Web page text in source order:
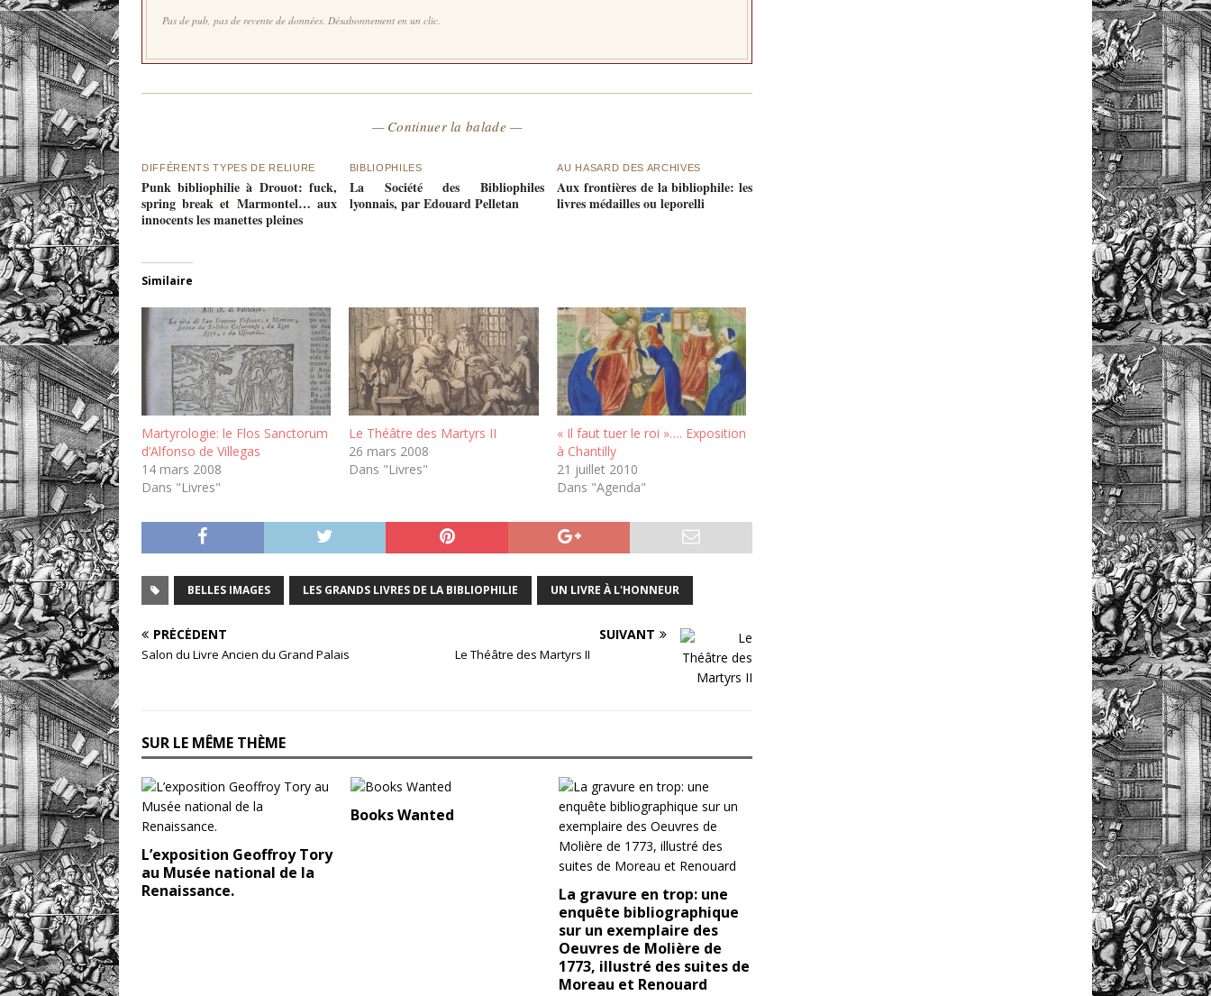
Pas de pub, pas de revente de données. Désabonnement en un clic.
— Continuer la balade —
DIFFÉRENTS TYPES DE RELIURE
Punk bibliophilie à Drouot: fuck,
spring break et Marmontel… aux
innocents les manettes pleines
BIBLIOPHILES
La Société des Bibliophiles
lyonnais, par Edouard Pelletan
AU HASARD DES ARCHIVES
Aux frontières de la bibliophile: les
livres médailles ou leporelli
Similaire
Martyrologie: le Flos Sanctorum
d’Alfonso de Villegas
14 mars 2008
Dans "Livres"
Le Théâtre des Martyrs II
26 mars 2008
Dans "Livres"
« Il faut tuer le roi »…. Exposition
à Chantilly
21 juillet 2010
Dans "Agenda"
BELLES IMAGES LES GRANDS LIVRES DE LA BIBLIOPHILIE UN LIVRE À L'HONNEUR
PRÉCÉDENT
Salon du Livre Ancien du Grand Palais
SUIVANT
Le Théâtre des Martyrs II
SUR LE MÊME THÈME
L’exposition Geoffroy Tory
au Musée national de la
Renaissance.
Books Wanted
La gravure en trop: une
enquête bibliographique
sur un exemplaire des
Oeuvres de Molière de
1773, illustré des suites de
Moreau et Renouard